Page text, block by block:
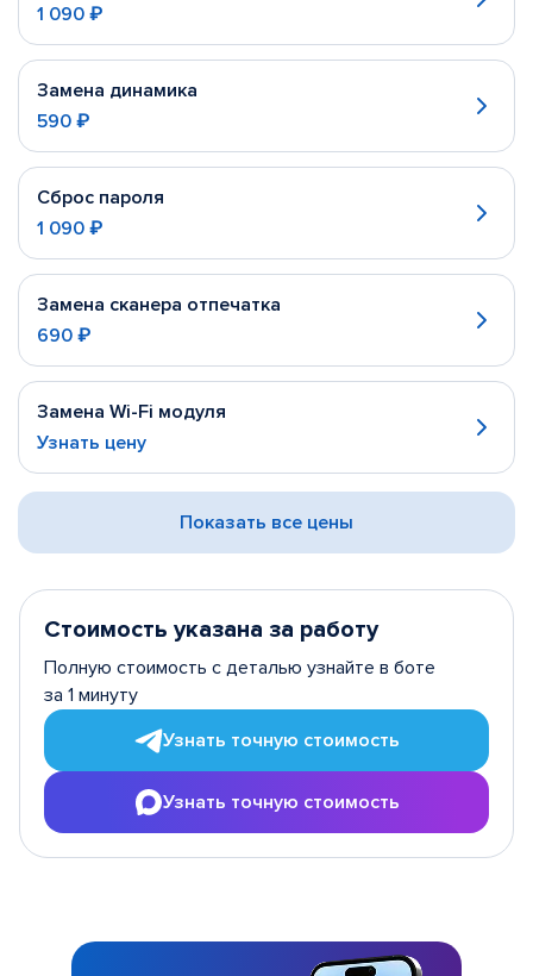
1 090 ₽
Замена динамика
590 ₽
Сброс пароля
1 090 ₽
Замена сканера отпечатка
690 ₽
Замена Wi-Fi модуля
Узнать цену
Показать все цены
Стоимость указана за работу
Полную стоимость с деталью узнайте в боте
за 1 минуту
Узнать точную стоимость
Узнать точную стоимость